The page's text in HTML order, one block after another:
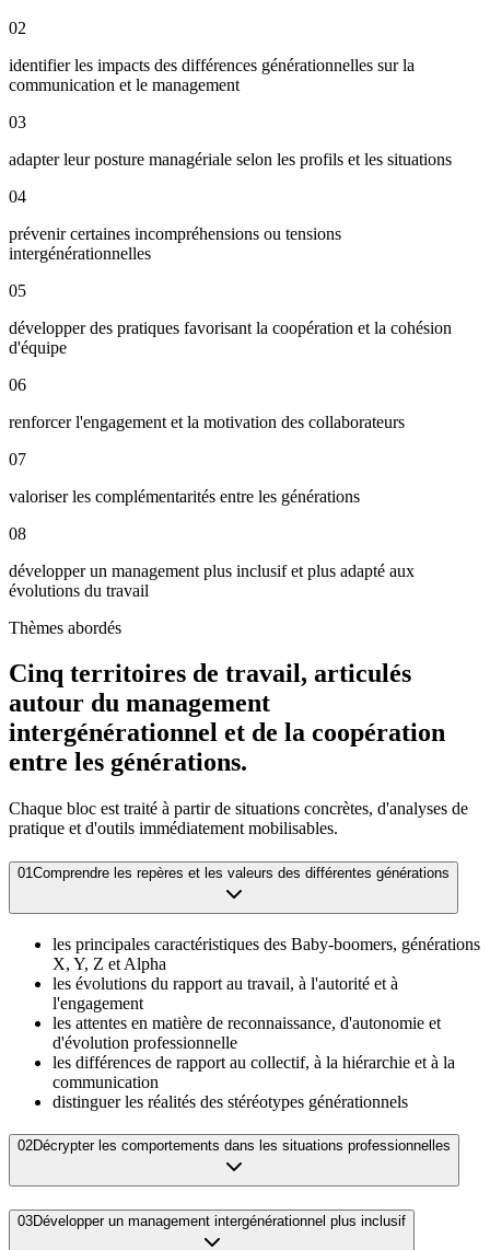
02
identifier les impacts des différences générationnelles sur la
communication et le management
03
adapter leur posture managériale selon les profils et les situations
04
prévenir certaines incompréhensions ou tensions
intergénérationnelles
05
développer des pratiques favorisant la coopération et la cohésion
d'équipe
06
renforcer l'engagement et la motivation des collaborateurs
07
valoriser les complémentarités entre les générations
08
développer un management plus inclusif et plus adapté aux
évolutions du travail
Thèmes abordés
Cinq territoires de travail, articulés
autour du management
intergénérationnel et de la coopération
entre les générations.
Chaque bloc est traité à partir de situations concrètes, d'analyses de
pratique et d'outils immédiatement mobilisables.
01Comprendre les repères et les valeurs des différentes générations
les principales caractéristiques des Baby-boomers, générations
X, Y, Z et Alpha
les évolutions du rapport au travail, à l'autorité et à
l'engagement
les attentes en matière de reconnaissance, d'autonomie et
d'évolution professionnelle
les différences de rapport au collectif, à la hiérarchie et à la
communication
distinguer les réalités des stéréotypes générationnels
02Décrypter les comportements dans les situations professionnelles
03Développer un management intergénérationnel plus inclusif